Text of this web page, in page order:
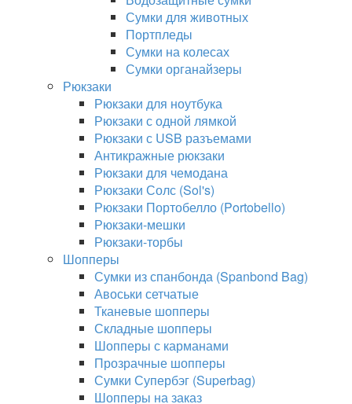
Сумки для животных
Портпледы
Сумки на колесах
Сумки органайзеры
Рюкзаки
Рюкзаки для ноутбука
Рюкзаки с одной лямкой
Рюкзаки с USB разъемами
Антикражные рюкзаки
Рюкзаки для чемодана
Рюкзаки Солс (Sol's)
Рюкзаки Портобелло (Portobello)
Рюкзаки-мешки
Рюкзаки-торбы
Шопперы
Сумки из спанбонда (Spanbond Bag)
Авоськи сетчатые
Тканевые шопперы
Складные шопперы
Шопперы с карманами
Прозрачные шопперы
Сумки Супербэг (Superbag)
Шопперы на заказ